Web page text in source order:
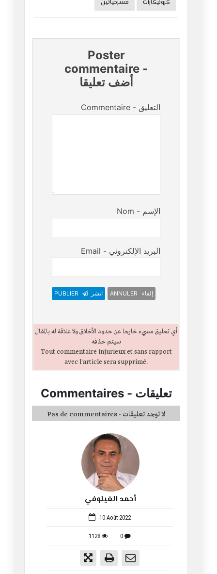
أحمد الغيلوفي
10 Août 2022
1128 0
كرونيكارات
مسرحياتين
Poster
commentaire -
أضف تعليقا
Commentaire - التعليق
Nom - الإسم
Email - البريد الإلكتروني
PUBLIER انشر ANNULER إلغاء
أي تعليق مسيء خارجا عن حدود الأخلاق ولا علاقة له بالمقال
سيتم حذفه
Tout commentaire injurieux et sans rapport
avec l'article sera supprimé.
Commentaires- تعليقات
Pas de commentaires - لا توجد تعليقات